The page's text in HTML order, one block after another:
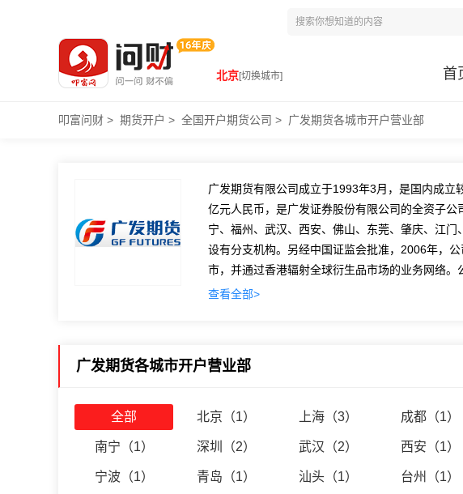
北京[切换城市] 首
叩富问财 > 期货开户 > 全国开户期货公司 > 广发期货各城市开户营业部
广发期货有限公司成立于1993年3月，是国内成立
亿元人民币，是广发证券股份有限公司的全资子
宁、福州、武汉、西安、佛山、东莞、肇庆、江
设有分支机构。另经中国证监会批准，2006年，
市，并通过香港辐射全球衍生品市场的业务网络
司可代理香港地区及境外的商品期货和指数、外汇
届理事会副会长单位、广东省证券期货业协会副
融期货交易所全面结算会员。
经营稳健，管理规范
公司秉承广发证券的企业文化，坚持“诚信、专业
查看全部>
广发期货各城市开户营业部
全部 北京（1） 上海（3） 成都（1）
南宁（1） 深圳（2） 武汉（2） 西安（1）
宁波（1） 青岛（1） 汕头（1） 台州（1）